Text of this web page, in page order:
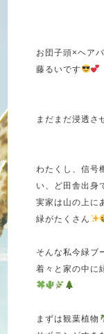
お団子頭×ヘア
藤るいです
まだまだ浸透さ
わたくし、信号
い、ど田舎出身
実家は山の上に
緑がたくさん
そんな私今緑ブ
着々と家の中に
まずは観葉植物